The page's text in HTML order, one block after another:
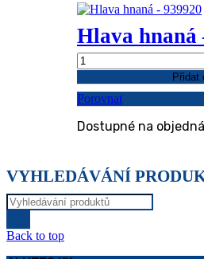
Hlava hnaná
Hlava
hnaná
-
939920
Přidat
Porovnat
Dostupné na
VYHLEDÁVÁNÍ
Products
search
Back to top